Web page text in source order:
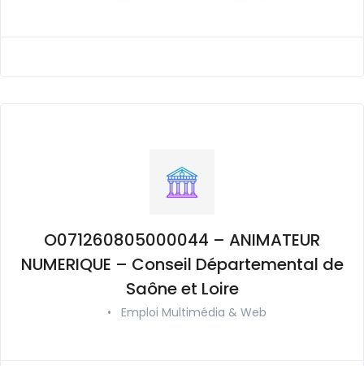
O071260805000044 – ANIMATEUR
NUMERIQUE – Conseil Départemental de
Saône et Loire
• Emploi Multimédia & Web